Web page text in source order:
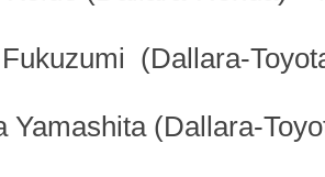
(Dallara-
Yamashita (Dallara-